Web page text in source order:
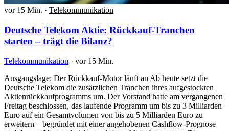
vor 15 Min. · Telekommunikation
Deutsche Telekom Aktie: Rückkauf-Tranchen
starten – trägt die Bilanz?
Telekommunikation · vor 15 Min.
Ausgangslage: Der Rückkauf-Motor läuft an Ab heute setzt die
Deutsche Telekom die zusätzlichen Tranchen ihres aufgestockten
Aktienrückkaufprogramms um. Der Vorstand hatte am vergangenen
Freitag beschlossen, das laufende Programm um bis zu 3 Milliarden
Euro auf ein Gesamtvolumen von bis zu 5 Milliarden Euro zu
erweitern – begründet mit einer angehobenen Cashflow-Prognose